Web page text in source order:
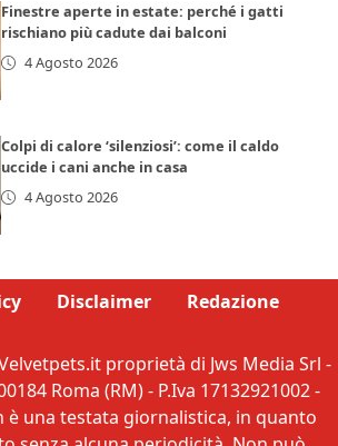
Finestre aperte in estate: perché i gatti
rischiano più cadute dai balconi
4 Agosto 2026
Colpi di calore ‘silenziosi’: come il caldo
uccide i cani anche in casa
4 Agosto 2026
Disclaimer Redazione
proprietà di Jws Media Srl -
Roma (RM) - P.Iva 17132921002 -
è una testata giornalistica, in quanto